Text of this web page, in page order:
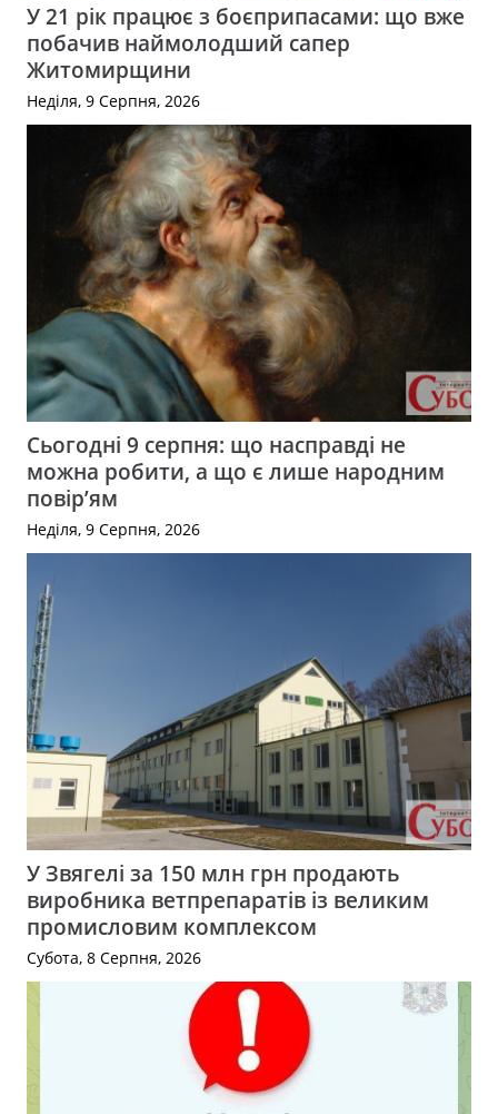
У 21 рік працює з боєприпасами: що вже
побачив наймолодший сапер
Житомирщини
Неділя, 9 Серпня, 2026
Сьогодні 9 серпня: що насправді не
можна робити, а що є лише народним
повір’ям
Неділя, 9 Серпня, 2026
У Звягелі за 150 млн грн продають
виробника ветпрепаратів із великим
промисловим комплексом
Субота, 8 Серпня, 2026